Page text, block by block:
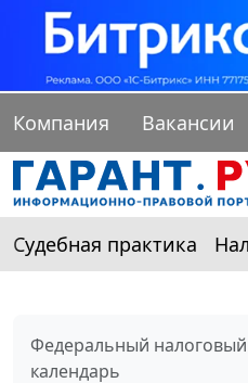
Компания Вакансии
Судебная практика
Федеральный налоговый
календарь